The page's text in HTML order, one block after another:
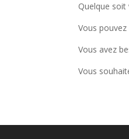
Quelque
Vous
Vous avez
Vous